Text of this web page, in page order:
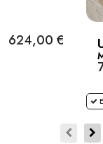
624,00 €